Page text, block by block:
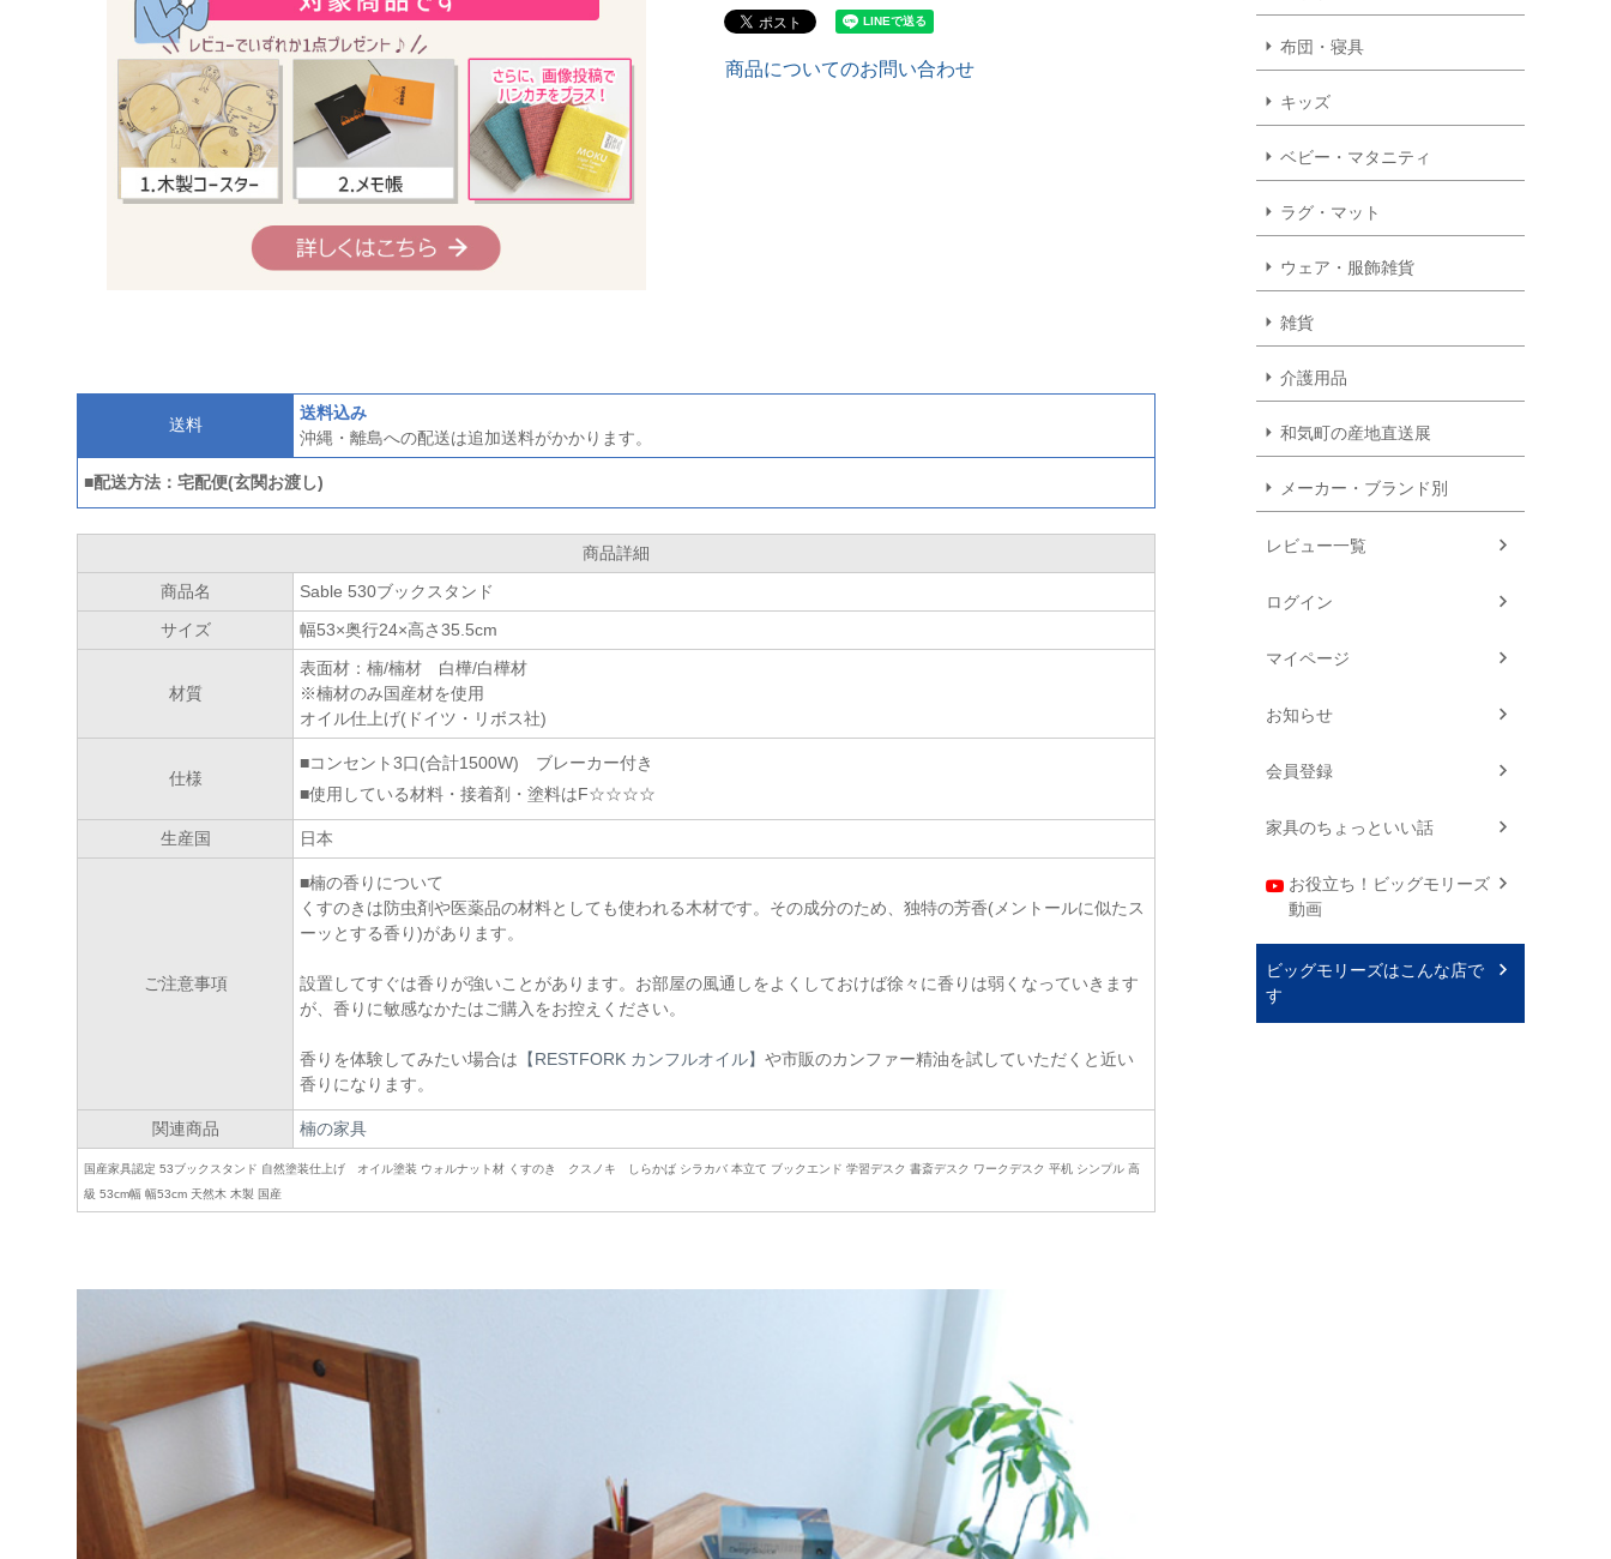
商品についてのお問い合わせ
送料
送料込み
沖縄・離島への配送は追加送料がかかります。
■配送方法：宅配便(玄関お渡し)
商品詳細
商品名
Sable 530ブックスタンド
サイズ
幅53×奥行24×高さ35.5cm
材質
表面材：楠/楠材 白樺/白樺材
※楠材のみ国産材を使用
オイル仕上げ(ドイツ・リボス社)
仕様
■コンセント3口(合計1500W) ブレーカー付き
■使用している材料・接着剤・塗料はF☆☆☆☆
生産国 日本
ご注意事項
■楠の香りについて
くすのきは防虫剤や医薬品の材料としても使われる木材です。その成分のため、独特の芳香(メントールに似たス
ーッとする香り)があります。
設置してすぐは香りが強いことがあります。お部屋の風通しをよくしておけば徐々に香りは弱くなっていきます
が、香りに敏感なかたはご購入をお控えください。
香りを体験してみたい場合は 【RESTFORK カンフルオイル】 や市販のカンファー精油を試していただくと近い
香りになります。
関連商品 楠の家具
国産家具認定 53ブックスタンド 自然塗装仕上げ オイル塗装 ウォルナット材 くすのき クスノキ しらかば シラカバ 本立て ブックエンド 学習デスク 書斎デスク ワークデスク 平机 シンプル 高
級 53cm幅 幅53cm 天然木 木製 国産
布団・寝具
キッズ
ベビー・マタニティ
ラグ・マット
ウェア・服飾雑貨
雑貨
介護用品
和気町の産地直送展
メーカー・ブランド別
レビュー一覧
ログイン
マイページ
お知らせ
会員登録
家具のちょっといい話
お役立ち！ビッグモリーズ
動画
ビッグモリーズはこんな店で
す